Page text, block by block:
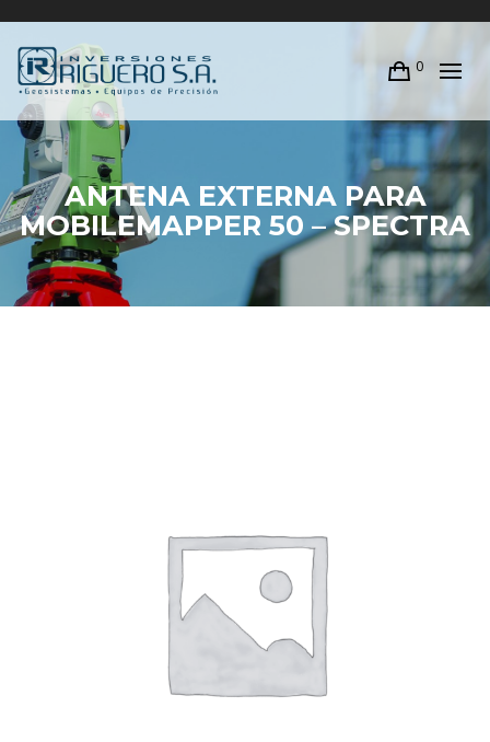
0
ANTENA EXTERNA PARA
MOBILEMAPPER 50 – SPECTRA